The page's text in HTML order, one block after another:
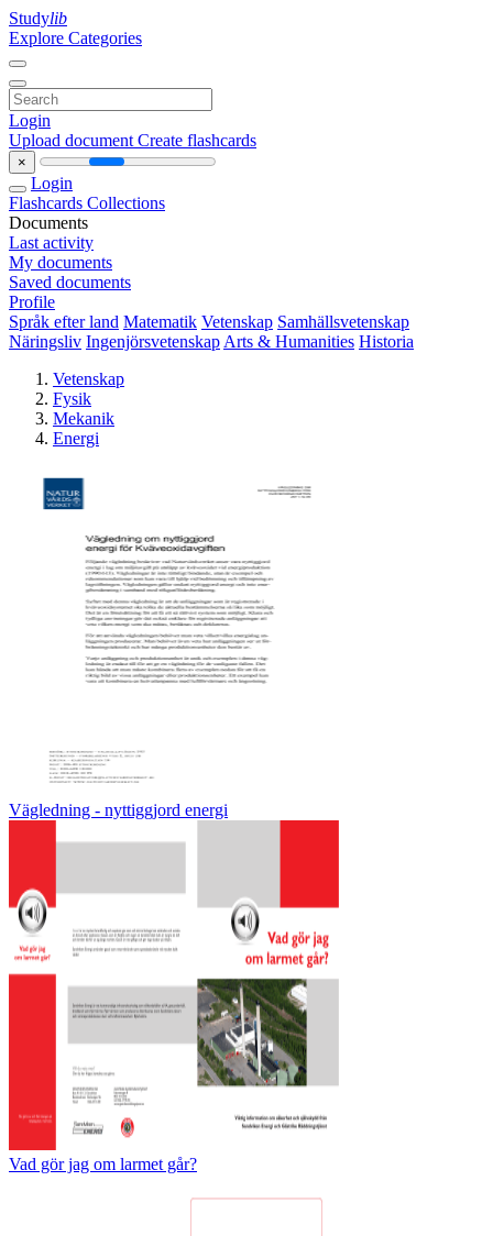
Studylib
Explore Categories
Login
Upload document Create flashcards
×
Login
Flashcards Collections
Documents
Last activity
My documents
Saved documents
Profile
Språk efter land Matematik Vetenskap Samhällsvetenskap
Näringsliv Ingenjörsvetenskap Arts & Humanities Historia
Vetenskap
Fysik
Mekanik
Energi
Vägledning - nyttiggjord energi
Vad gör jag om larmet går?